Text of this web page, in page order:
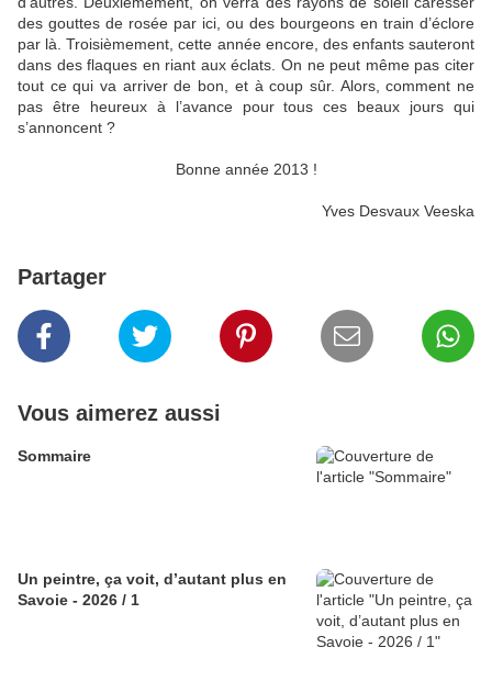
des gouttes de rosée par ici, ou des bourgeons en train d’éclore
par là. Troisièmement, cette année encore, des enfants sauteront
dans des flaques en riant aux éclats. On ne peut même pas citer
tout ce qui va arriver de bon, et à coup sûr. Alors, comment ne
pas être heureux à l’avance pour tous ces beaux jours qui
s’annoncent ?
Bonne année 2013 !
Yves Desvaux Veeska
Partager
Vous aimerez aussi
Sommaire
Un peintre, ça voit, d’autant plus en
Savoie - 2026 / 1